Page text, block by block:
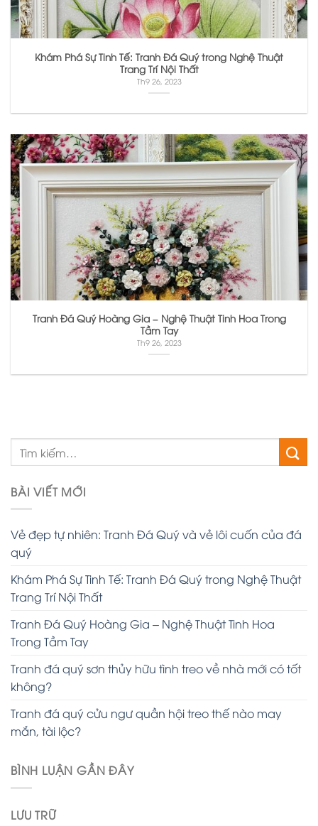
Khám Phá Sự Tinh Tế: Tranh Đá Quý trong Nghệ Thuật
Trang Trí Nội Thất
Th9 26, 2023
Tranh Đá Quý Hoàng Gia – Nghệ Thuật Tinh Hoa Trong
Tầm Tay
Th9 26, 2023
BÀI VIẾT MỚI
Vẻ đẹp tự nhiên: Tranh Đá Quý và vẻ lôi cuốn của đá
quý
Khám Phá Sự Tinh Tế: Tranh Đá Quý trong Nghệ Thuật
Trang Trí Nội Thất
Tranh Đá Quý Hoàng Gia – Nghệ Thuật Tinh Hoa
Trong Tầm Tay
Tranh đá quý sơn thủy hữu tình treo về nhà mới có tốt
không?
Tranh đá quý cửu ngư quần hội treo thế nào may
mắn, tài lộc?
BÌNH LUẬN GẦN ĐÂY
LƯU TRỮ